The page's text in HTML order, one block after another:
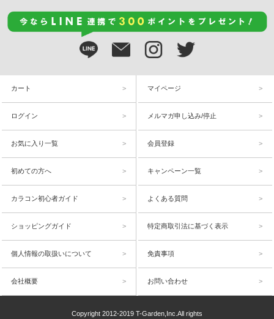
カート マイページ
ログイン メルマガ申し込み/停止
お気に入り一覧 会員登録
初めての方へ キャンペーン一覧
カラコン初心者ガイド よくある質問
ショッピングガイド 特定商取引法に基づく表示
個人情報の取扱いについて 免責事項
会社概要 お問い合わせ
Copyright 2012-2019 T-Garden,Inc.All rights